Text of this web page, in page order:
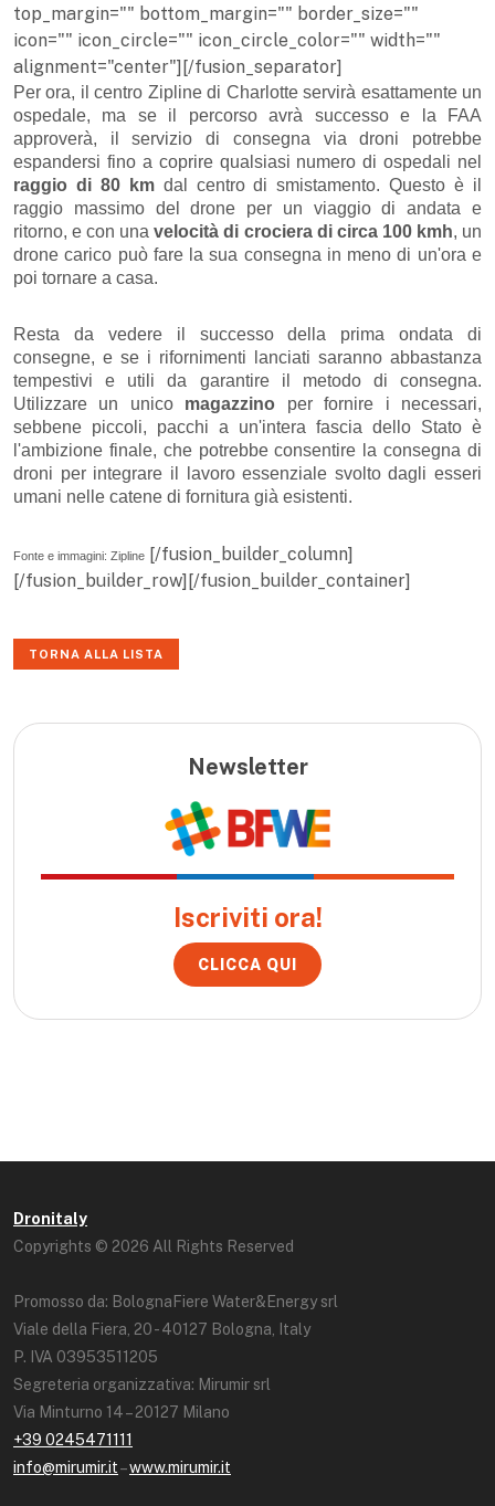
top_margin="" bottom_margin="" border_size=""
icon="" icon_circle="" icon_circle_color="" width=""
alignment="center"][/fusion_separator]
Per ora, il centro Zipline di Charlotte servirà esattamente un
ospedale, ma se il percorso avrà successo e la FAA
approverà, il servizio di consegna via droni potrebbe
espandersi fino a coprire qualsiasi numero di ospedali nel
raggio di 80 kmdal centro di smistamento. Questo è il
raggio massimo del drone per un viaggio di andata e
ritorno, e con unavelocità di crociera di circa 100 kmh, un
drone carico può fare la sua consegna in meno di un'ora e
poi tornare a casa.
Resta da vedere il successo della prima ondata di
consegne, e se i rifornimenti lanciati saranno abbastanza
tempestivi e utili da garantire il metodo di consegna.
Utilizzare un unico magazzino per fornire i necessari,
sebbene piccoli, pacchi a un'intera fascia dello Stato è
l'ambizione finale, che potrebbe consentire la consegna di
droni per integrare il lavoro essenziale svolto dagli esseri
umani nelle catene di fornitura già esistenti.
Fonte e immagini: Zipline [/fusion_builder_column]
[/fusion_builder_row][/fusion_builder_container]
TORNA ALLA LISTA
Newsletter
Iscriviti ora!
CLICCA QUI
Dronitaly
Copyrights © 2026 All Rights Reserved
Promosso da: BolognaFiere Water&Energy srl
Viale della Fiera, 20 - 40127 Bologna, Italy
P. IVA 03953511205
Segreteria organizzativa: Mirumir srl
Via Minturno 14 – 20127 Milano
+39 0245471111
info@mirumir.it–www.mirumir.it